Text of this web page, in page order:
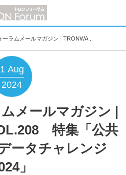
ーラムメールマガジン | TRONWA...
1 Aug
2024
メールマガジン |
特集「公共
ータチャレンジ
」